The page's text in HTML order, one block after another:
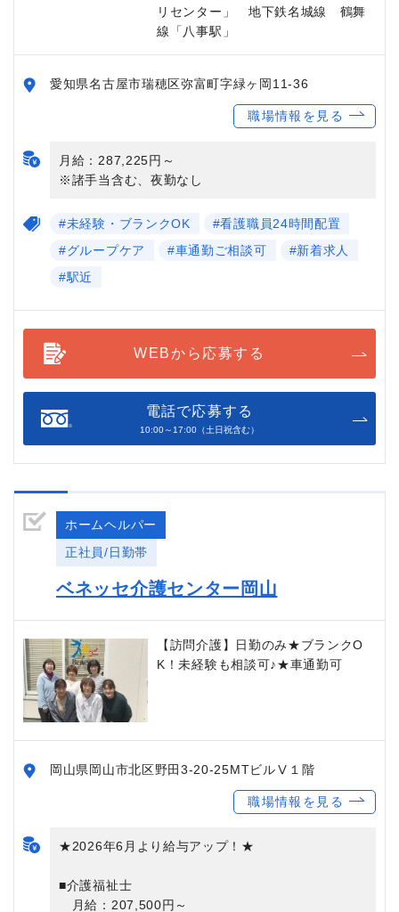
リセンター」 地下鉄名城線 鶴舞
線「八事駅」
愛知県名古屋市瑞穂区弥富町字緑ヶ岡11-36
職場情報を見る
月給：287,225円～
※諸手当含む、夜勤なし
#未経験・ブランクOK
#看護職員24時間配置
#グループケア
#車通勤ご相談可
#新着求人
#駅近
WEBから応募する
電話で応募する
10:00～17:00（土日祝含む）
ホームヘルパー
正社員/日勤帯
ベネッセ介護センター岡山
【訪問介護】日勤のみ★ブランクO
K！未経験も相談可♪★車通勤可
岡山県岡山市北区野田3-20-25MTビルⅤ１階
職場情報を見る
★2026年6月より給与アップ！★
■介護福祉士
月給：207,500円～